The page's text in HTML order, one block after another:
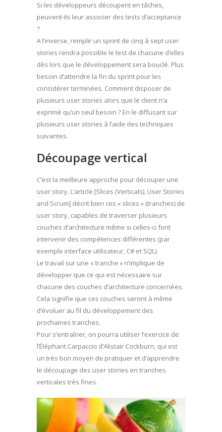
Si les développeurs découpent en tâches,
peuvent-ils leur associer des tests d’acceptance
?
A l’inverse, remplir un sprint de cinq à sept user
stories rendra possible le test de chacune d’elles
dès lors que le développement sera bouclé. Plus
besoin d’attendre la fin du sprint pour les
considérer terminées. Comment disposer de
plusieurs user stories alors que le client n’a
exprimé qu’un seul besoin ? En le diffusant sur
plusieurs user stories à l’aide des techniques
suivantes.
Découpage vertical
C’est la meilleure approche pour découper une
user story. L’article [Slices (Verticals), User Stories
and Scrum] décrit bien ces « slices » (tranches) de
user story, capables de traverser plusieurs
couches d’architecture même si celles-ci font
intervenir des compétences différentes (par
exemple interface utilisateur, C# et SQL).
Le travail sur une « tranche » n’implique de
développer que ce qui est nécessaire sur
chacune des couches d’architecture concernées.
Cela signifie que ces couches seront à même
d’évoluer au fil du développement des
prochaines tranches.
Pour s’entraîner, on pourra utiliser l’exercice de
l’Éléphant Carpaccio d’Alistair Cockburn, qui est
un très bon moyen de pratiquer et d’apprendre
le découpage des user stories en tranches
verticales très fines.